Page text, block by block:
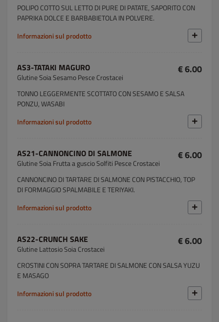
POLIPO COTTO SUL LETTO DI PURE DI PATATE, SAPORITO CON
PAPRIKA DOLCE E BARBABIETOLA IN POLVERE.
Informazioni sul prodotto
AS3-TATAKI MAGURO
Glutine Soia Sesamo Pesce Crostacei
€ 6.00
TONNO LEGGERMENTE SCOTTATO CON SESAMO E SALSA
PONZU, WASABI
Informazioni sul prodotto
AS21-CANNONCINO DI SALMONE
Glutine Soia Frutta a guscio Solfiti Pesce Crostacei
€ 6.00
CANNONCINO DI TARTARE DI SALMONE CON PISTACCHIO, TOP
DI FORMAGGIO SPALMABILE E TERIYAKI.
Informazioni sul prodotto
AS22-CRUNCH SAKE
Glutine Lattosio Soia Crostacei
€ 6.00
CROSTINI CON SOPRA TARTARE DI SALMONE CON SALSA YUZU
E MASAGO
Informazioni sul prodotto